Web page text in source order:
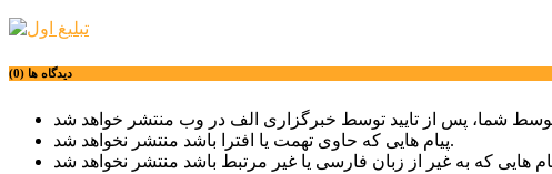
دیدگاه ها (0)
پیام هایی که حاوی تهمت یا افترا باشد منتشر نخواهد شد.